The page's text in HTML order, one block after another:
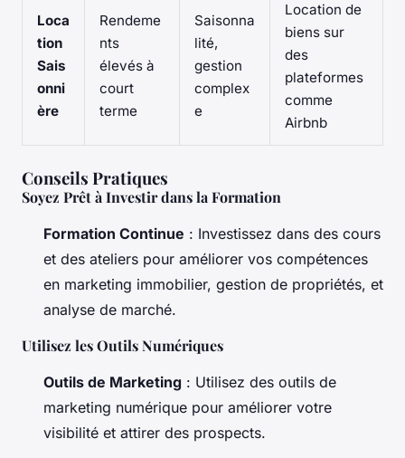
Loca
tion
Sais
onni
ère
Rendeme
nts
élevés à
court
terme
Saisonna
lité,
gestion
complex
e
Location de
biens sur
des
plateformes
comme
Airbnb
Conseils Pratiques
Soyez Prêt à Investir dans la Formation
Formation Continue : Investissez dans des cours
et des ateliers pour améliorer vos compétences
en marketing immobilier, gestion de propriétés, et
analyse de marché.
Utilisez les Outils Numériques
Outils de Marketing : Utilisez des outils de
marketing numérique pour améliorer votre
visibilité et attirer des prospects.